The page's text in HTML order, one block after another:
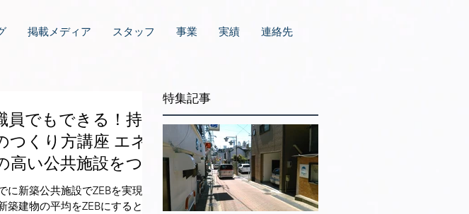
掲載メディア スタッフ 事業 実績 連絡先
員でもできる！持続
つくり方講座 エネ
高い公共施設をつ
に新築公共施設でZEBを実現
築建物の平均をZEBにすると目
特集記事